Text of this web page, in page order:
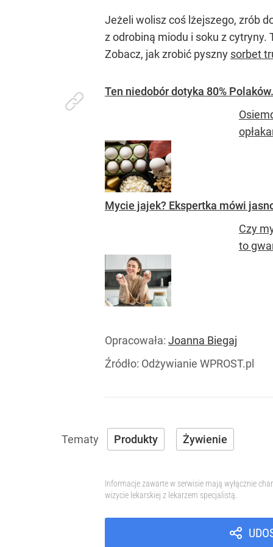
Jeżeli wolisz coś lżejszego, zrób
z odrobiną miodu i soku z
Zobacz, jak zrobić pyszny sorbet
Ten niedobór dotyka 80%
Mycie jajek? Ekspertka mówi
Czy
to
Opracowała: Joanna Biegaj
Źródło: Odżywianie WPROST.pl
Produkty Żywienie
Informacje zawarte w serwisie mają wyłącznie
wizycie lekarskiej z lekarzem specjalistą.